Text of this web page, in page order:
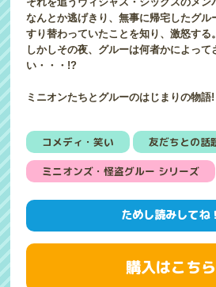
なんとか逃げきり、無事に帰宅したグ
すり替わっていたことを知り、激怒する。
しかしその夜、グルーは何者かによって
い・・・!?
ミニオンたちとグルーのはじまりの物語!
コメディ・笑い 友だちとの話
ミニオンズ・怪盗グルー シリーズ
ためし読みしてね！
購入はこちら